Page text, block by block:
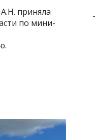
приняла
по мини-